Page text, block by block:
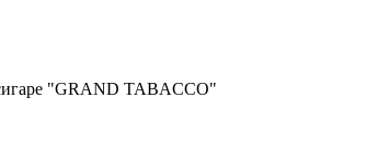
"GRAND TABACCO"